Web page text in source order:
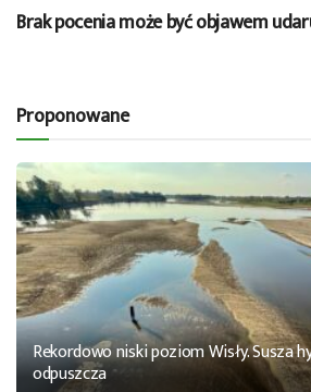
Brak pocenia może być objawem
Proponowane
Rekordowo niski poziom Wisły. Susza
odpuszcza